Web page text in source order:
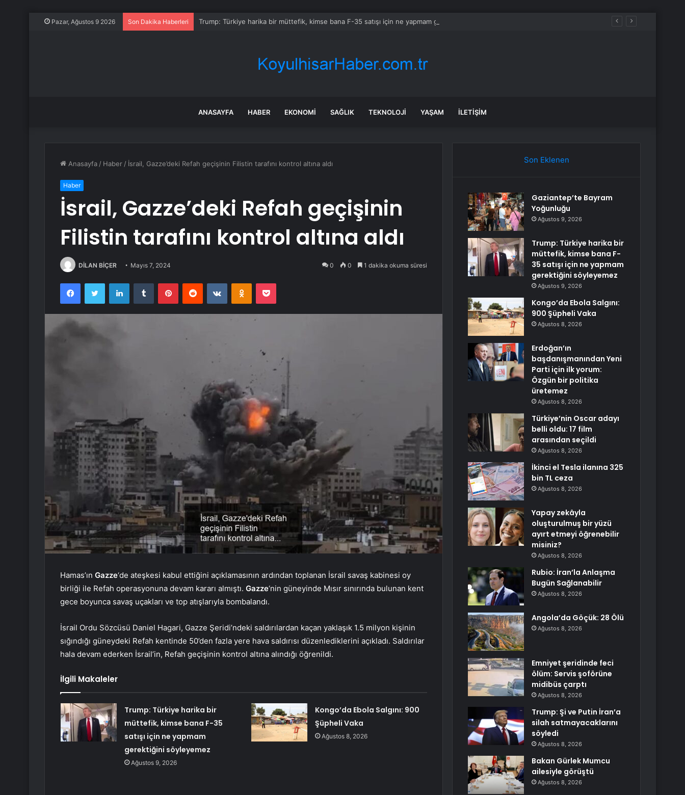
Pazar, Ağustos 9 2026 Son Dakika Haberleri Trump: Türkiye harika bir müttefik, kimse bana F-35 satışı için ne yapmam gerektiğini söyleyemez
ANASAYFA HABER EKONOMI SAĞLIK TEKNOLOJI YAŞAM İLETIŞIM
Anasayfa / Haber / İsrail, Gazze’deki Refah geçişinin Filistin tarafını kontrol altına aldı
Haber
İsrail, Gazze’deki Refah geçişinin
Filistin tarafını kontrol altına aldı
DİLAN BİÇER Mayıs 7, 2024 0 0 1 dakika okuma süresi
FacebookTwitter LinkedInTumblr PinterestReddit VKontakteOdnoklassniki
Pocket
Hamas’ın Gazze‘de ateşkesi kabul ettiğini açıklamasının ardından toplanan İsrail savaş kabinesi oy
birliği ile Refah operasyonuna devam kararı almıştı. Gazze‘nin güneyinde Mısır sınırında bulunan kent
gece boyunca savaş uçakları ve top atışlarıyla bombalandı.
İsrail Ordu Sözcüsü Daniel Hagari, Gazze Şeridi’ndeki saldırılardan kaçan yaklaşık 1.5 milyon kişinin
sığındığı güneydeki Refah kentinde 50’den fazla yere hava saldırısı düzenlediklerini açıkladı. Saldırılar
hala devam ederken İsrail’in, Refah geçişinin kontrol altına alındığı öğrenildi.
İlgili Makaleler
Trump: Türkiye harika bir
müttefik, kimse bana F-35
satışı için ne yapmam
gerektiğini söyleyemez
Ağustos 9, 2026
Kongo’da Ebola Salgını: 900
Şüpheli Vaka
Ağustos 8, 2026
Son Eklenen
Gaziantep’te Bayram
Yoğunluğu
Ağustos 9, 2026
Trump: Türkiye harika bir
müttefik, kimse bana F-
35 satışı için ne yapmam
gerektiğini söyleyemez
Ağustos 9, 2026
Kongo’da Ebola Salgını:
900 Şüpheli Vaka
Ağustos 8, 2026
Erdoğan’ın
başdanışmanından Yeni
Parti için ilk yorum:
Özgün bir politika
üretemez
Ağustos 8, 2026
Türkiye’nin Oscar adayı
belli oldu: 17 film
arasından seçildi
Ağustos 8, 2026
İkinci el Tesla ilanına 325
bin TL ceza
Ağustos 8, 2026
Yapay zekâyla
oluşturulmuş bir yüzü
ayırt etmeyi öğrenebilir
misiniz?
Ağustos 8, 2026
Rubio: İran’la Anlaşma
Bugün Sağlanabilir
Ağustos 8, 2026
Angola’da Göçük: 28 Ölü
Ağustos 8, 2026
Emniyet şeridinde feci
ölüm: Servis şoförüne
midibüs çarptı
Ağustos 8, 2026
Trump: Şi ve Putin İran’a
silah satmayacaklarını
söyledi
Ağustos 8, 2026
Bakan Gürlek Mumcu
ailesiyle görüştü
Ağustos 8, 2026